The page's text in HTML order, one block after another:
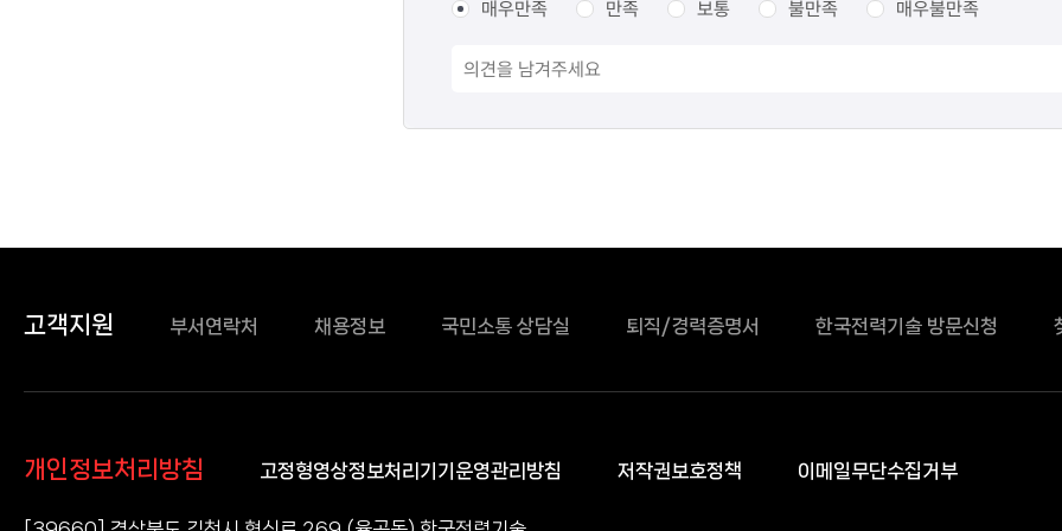
매우만족 만족 보통 불만족 매우불만족
고객지원 부서연락처 채용정보 국민소통 상담실 퇴직/경력증명서 한국전력기술 방문신청
개인정보처리방침 고정형영상정보처리기기운영관리방침 저작권보호정책 이메일무단수집거부